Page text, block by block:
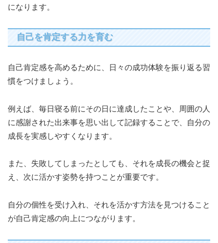
になります。
自己を肯定する力を育む
自己肯定感を高めるために、日々の成功体験を振り返る習
慣をつけましょう。
例えば、毎日寝る前にその日に達成したことや、周囲の人
に感謝された出来事を思い出して記録することで、自分の
成長を実感しやすくなります。
また、失敗してしまったとしても、それを成長の機会と捉
え、次に活かす姿勢を持つことが重要です。
自分の個性を受け入れ、それを活かす方法を見つけること
が自己肯定感の向上につながります。